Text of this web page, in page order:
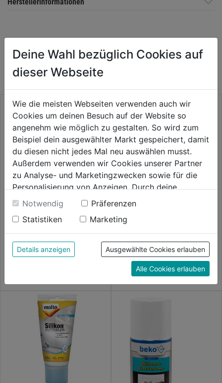
WEITERE PRODUKTE AUS DIESER
KATEGORIE
Silikon Bad&Küche weiß 100ml
0.0
von
12,59€
transp.100ml
0.0
von
12,59€
€ 125,90/1 L
Deine Wahl bezüglich Cookies auf
dieser Webseite
Wie die meisten Webseiten verwenden auch wir
Cookies um deinen Besuch auf der Website so
angenehm wie möglich zu gestalten. So wird zum
Beispiel dein ausgewählter Markt gespeichert, damit
du diesen nicht jedes Mal neu auswählen musst.
Außerdem verwenden wir Cookies unserer Partner
zu Analyse- und Marketingzwecken sowie für die
Personalisierung von Anzeigen. Durch deine
Einwilligung werden die Daten von Drittanbieter,
unter anderem auch in den USA, verarbeitet.
Durch Klick auf "Alle Cookies erlauben" stimmst du
der Verwendung aller Cookies zu. Unter "Details
anzeigen" findest du alle Infos zu den
unterschiedlichen Cookies, unter "Cookies
Konfigurieren" kannst du auswählen, welche Cookies
du zulassen möchtest und welche nicht.
Weitere Informationen findest du in unserer
Datenschutzerklärung
Notwendig
Präferenzen
Statistiken
Marketing
Details anzeigen Ausgewählte Cookies erlauben
Alle Cookies erlauben